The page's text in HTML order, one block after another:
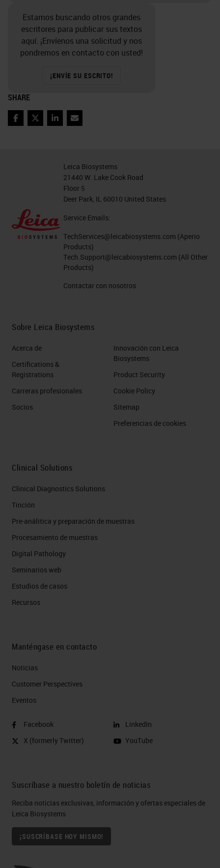
Estamos buscando otros grandes
escritores para publicar sus textos
aquí. ¡Envíenos una solicitud y nos
pondremos en contacto con usted!
¡ENVÍE SU ESCRITO!
SHARE
Facebook
TwitterLinkedIn
Email
Leica Biosystems
21440 W. Lake Cook Road
Floor 5
Deer Park, IL 60010 United States
Service Emails:
TechServices@leicabiosystems.com (Aperio
Products)
Tech.Support@leicabiosystems.com (All Other
Products)
Contactar con nosotros
Sobre Leica Biosystems
Acerca de
Certifications &
Registrations
Carreras profesionales
Socios
Innovación con Leica
Biosystems
Product Security
Cookie Policy
Sitemap
Preferencias de cookies
Clinical Solutions
Clinical Diagnostics Solutions
Tinción
Pre-análitica y preparación de muestras
Procesamiento de muestras
Digital Pathology
Seminarios web
Estudios de casos
Recursos
Manténgase en contacto
Noticias
Customer Perspectives​
Eventos
Facebook
X (formerly Twitter)
LinkedIn
YouTube
Suscríbase a nuestro boletín de noticias
Reciba noticias exclusivas, información y ofertas especiales de
Leica Biosystems
¡SUSCRÍBASE HOY MISMO!